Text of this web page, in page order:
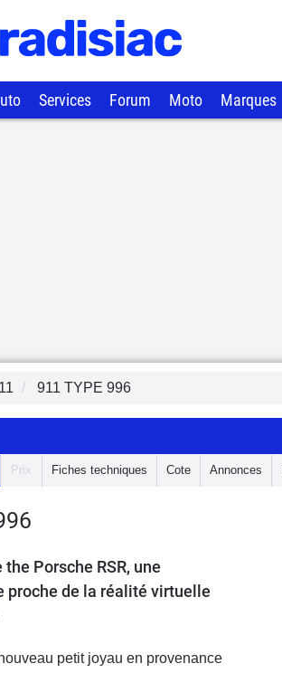
Services Forum Moto Marques
911 TYPE 996
Prix Fiches techniques Cote Annonces
Porsche RSR, une
proche de la réalité virtuelle
petit joyau en provenance